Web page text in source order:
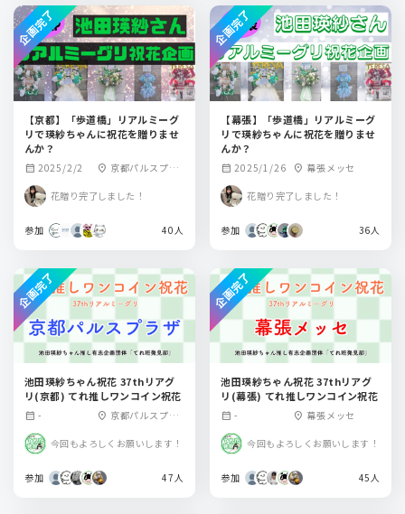
【京都】「歩道橋」リアルミーグ
リで瑛紗ちゃんに祝花を贈りませ
んか？
calendar_month 2025/2/2 location_on 京都パルスプラ
花贈り完了しました！
参加 40人
企画完了
【幕張】「歩道橋」リアルミーグ
リで瑛紗ちゃんに祝花を贈りませ
んか？
calendar_month 2025/1/26 location_on 幕張メッセ
花贈り完了しました！
参加 36人
企画完了
池田瑛紗ちゃん祝花 37thリアグ
リ(京都) てれ推しワンコイン祝花
calendar_month - location_on 京都パルスプラ
今回もよろしくお願いします！
参加 47人
企画完了
池田瑛紗ちゃん祝花 37thリアグ
リ(幕張) てれ推しワンコイン祝花
calendar_month - location_on 幕張メッセ
今回もよろしくお願いします！
参加 45人
企画完了